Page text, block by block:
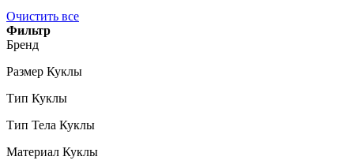
Очистить все
Фильтр
Бренд
Размер Куклы
Тип Куклы
Тип Тела Куклы
Материал Куклы